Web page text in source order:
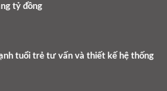
tỷ đồng
tuổi trẻ tư vấn và thiết kế hệ thống